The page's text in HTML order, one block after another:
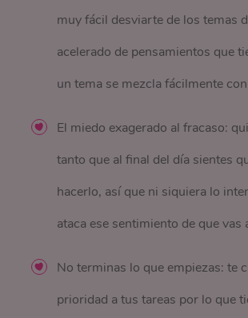
muy fácil desviarte de los temas
acelerado de pensamientos que
un tema se mezcla fácilmente
El miedo exagerado al fracaso:
tanto que al final del día sientes
hacerlo, así que ni siquiera lo
ataca ese sentimiento de que vas
No terminas lo que empiezas: te
prioridad a tus tareas por lo que